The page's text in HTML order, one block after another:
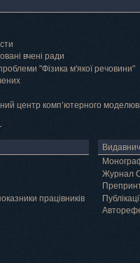
вчені ради
"Фізика м'якої речовини"
центр комп’ютерного
працівників
Журнал